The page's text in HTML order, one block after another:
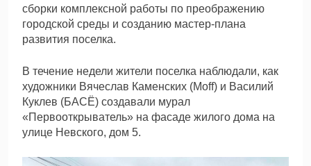
сборки комплексной работы по преображению
городской среды и созданию мастер-плана
развития поселка.
В течение недели жители поселка наблюдали, как
художники Вячеслав Каменских (Moff) и Василий
Куклев (БАСЁ) создавали мурал
«Первооткрыватель» на фасаде жилого дома на
улице Невского, дом 5.